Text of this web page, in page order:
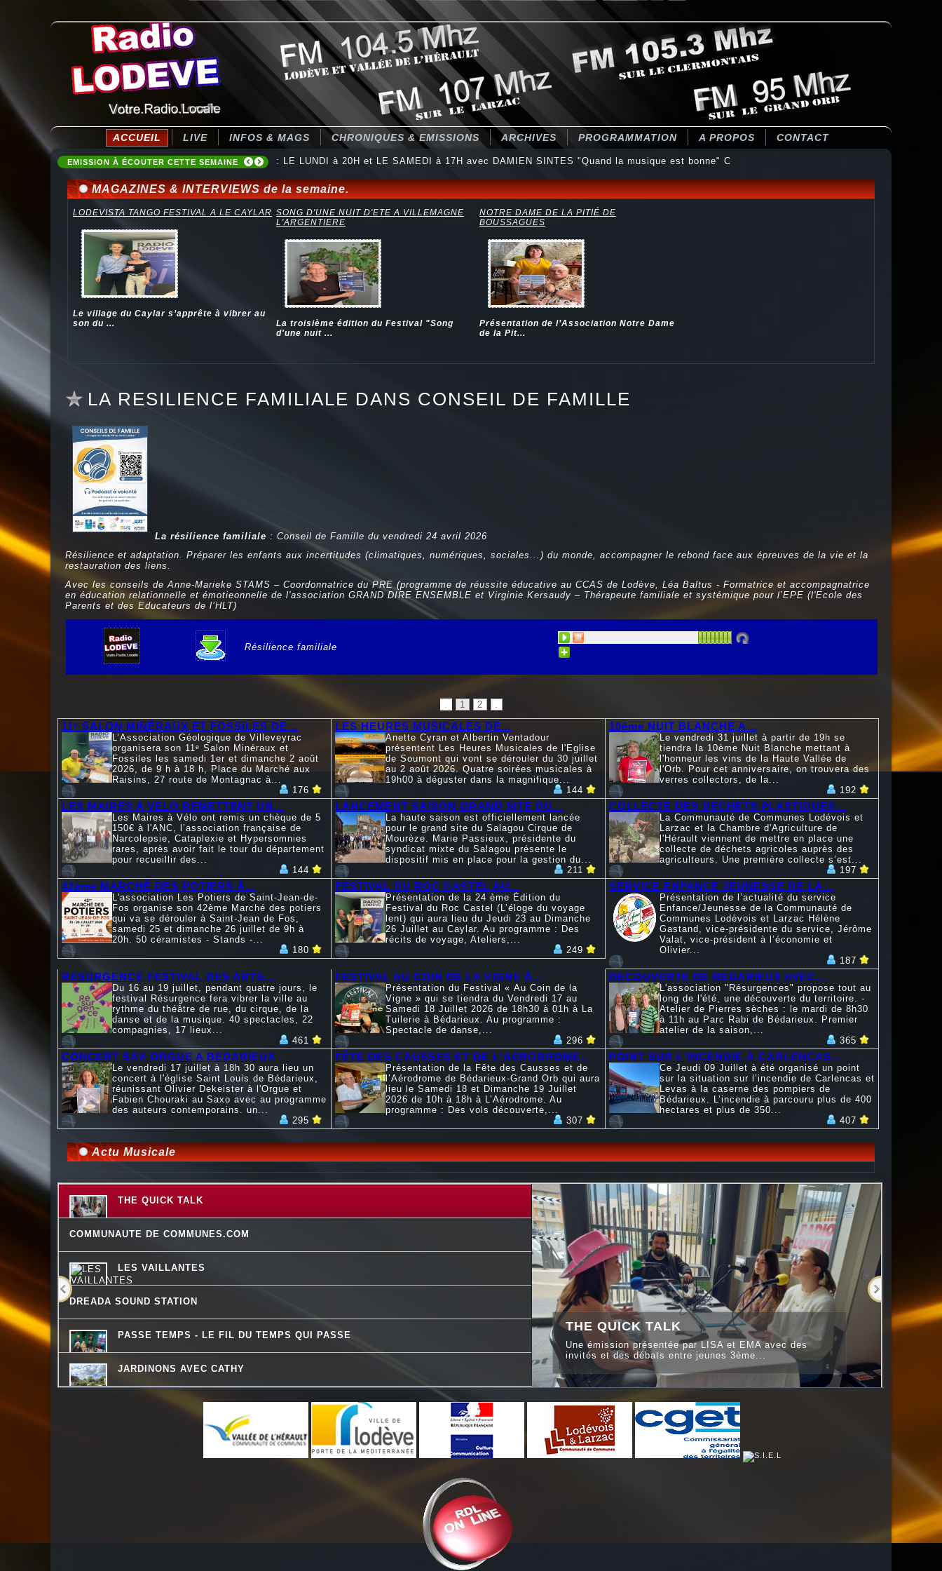
ACCUEIL LIVE INFOS & MAGS CHRONIQUES & EMISSIONS ARCHIVES PROGRAMMATION A PROPOS CONTACT
EMISSION À ÉCOUTER CETTE SEMAINE : LE LUNDI à 20H et LE SAMEDI à 17H avec DAMIEN SINTES "Quand la musique est bonne" C
MAGAZINES & INTERVIEWS de la semaine.
LODEVISTA TANGO FESTIVAL A LE CAYLAR
Le village du Caylar s’apprête à vibrer au
son du ...
SONG D'UNE NUIT D'ETE A VILLEMAGNE
L'ARGENTIERE
La troisième édition du Festival "Song
d'une nuit ...
NOTRE DAME DE LA PITIÉ DE
BOUSSAGUES
Présentation de l’Association Notre Dame
de la Pit...
LA RESILIENCE FAMILIALE DANS CONSEIL DE FAMILLE
La résilience familiale : Conseil de Famille du vendredi 24 avril 2026
Résilience et adaptation. Préparer les enfants aux incertitudes (climatiques, numériques, sociales...) du monde, accompagner le rebond face aux épreuves de la vie et la
restauration des liens.
Avec les conseils de Anne-Marieke STAMS – Coordonnatrice du PRE (programme de réussite éducative au CCAS de Lodève, Léa Baltus - Formatrice et accompagnatrice
en éducation relationnelle et émotieonnelle de l'association GRAND DIRE ENSEMBLE et Virginie Kersaudy – Thérapeute familiale et systémique pour l’EPE (l'Ecole des
Parents et des Educateurs de l’HLT)
Résilience familiale
. 1 2 .
11ᵉ SALON MINÉRAUX ET FOSSILES DE...
L’Association Géologique de Villeveyrac
organisera son 11ᵉ Salon Minéraux et
Fossiles les samedi 1er et dimanche 2 août
2026, de 9 h à 18 h, Place du Marché aux
Raisins, 27 route de Montagnac à...
176
LES HEURES MUSICALES DE...
Anette Cyran et Albertin Ventadour
présentent Les Heures Musicales de l'Eglise
de Soumont qui vont se dérouler du 30 juillet
au 2 août 2026. Quatre soirées musicales à
19h00 à déguster dans la magnifique...
144
10ème NUIT BLANCHE A...
Le vendredi 31 juillet à partir de 19h se
tiendra la 10ème Nuit Blanche mettant à
l'honneur les vins de la Haute Vallée de
l'Orb. Pour cet anniversaire, on trouvera des
verres collectors, de la...
192
LES MAIRES A VELO REMETTENT UN...
Les Maires à Vélo ont remis un chèque de 5
150€ à l'ANC, l’association française de
Narcolepsie, Cataplexie et Hypersomnies
rares, après avoir fait le tour du département
pour recueillir des...
144
LANCEMENT SAISON GRAND SITE DU...
La haute saison est officiellement lancée
pour le grand site du Salagou Cirque de
Mourèze. Marie Passieux, présidente du
syndicat mixte du Salagou présente le
dispositif mis en place pour la gestion du...
211
COLLECTE DES DECHETS PLASTIQUES...
La Communauté de Communes Lodévois et
Larzac et la Chambre d'Agriculture de
l'Hérault viennent de mettre en place une
collecte de déchets agricoles auprès des
agriculteurs. Une première collecte s’est...
197
42ème MARCHÉ DES POTIERS À...
L'association Les Potiers de Saint-Jean-de-
Fos organise son 42ème Marché des potiers
qui va se dérouler à Saint-Jean de Fos,
samedi 25 et dimanche 26 juillet de 9h à
20h. 50 céramistes - Stands -...
180
FESTIVAL DU ROC CASTEL AU...
Présentation de la 24 ème Édition du
Festival du Roc Castel (L’éloge du voyage
lent) qui aura lieu du Jeudi 23 au Dimanche
26 Juillet au Caylar. Au programme : Des
récits de voyage, Ateliers,...
249
SERVICE ENFANCE JEUNESSE DE LA...
Présentation de l’actualité du service
Enfance/Jeunesse de la Communauté de
Communes Lodévois et Larzac Hélène
Gastand, vice-présidente du service, Jérôme
Valat, vice-président à l’économie et
Olivier...
187
RESURGENCE FESTIVAL DES ARTS...
Du 16 au 19 juillet, pendant quatre jours, le
festival Résurgence fera vibrer la ville au
rythme du théâtre de rue, du cirque, de la
danse et de la musique. 40 spectacles, 22
compagnies, 17 lieux...
461
FESTIVAL AU COIN DE LA VIGNE À...
Présentation du Festival « Au Coin de la
Vigne » qui se tiendra du Vendredi 17 au
Samedi 18 Juillet 2026 de 18h30 à 01h à La
Tuilerie à Bédarieux. Au programme :
Spectacle de danse,...
296
DECOUVERTE DE BEDARIEUX AVEC...
L'association "Résurgences" propose tout au
long de l'été, une découverte du territoire. -
Atelier de Pierres sèches : le mardi de 8h30
à 11h au Parc Rabi de Bédarieux. Premier
atelier de la saison,...
365
CONCERT SAX ORGUE A BEDARIEUX
Le vendredi 17 juillet à 18h 30 aura lieu un
concert à l'église Saint Louis de Bédarieux,
réunissant Olivier Dekeister à l'Orgue et
Fabien Chouraki au Saxo avec au programme
des auteurs contemporains. un...
295
FÊTE DES CAUSSES ET DE L'AÉRODROME...
Présentation de la Fête des Causses et de
l’Aérodrome de Bédarieux-Grand Orb qui aura
lieu le Samedi 18 et Dimanche 19 Juillet
2026 de 10h à 18h à L’Aérodrome. Au
programme : Des vols découverte,...
307
POINT SUR L'INCENDIE À CARLENCAS...
Ce Jeudi 09 Juillet à été organisé un point
sur la situation sur l’incendie de Carlencas et
Levas à la caserne des pompiers de
Bédarieux. L’incendie à parcouru plus de 400
hectares et plus de 350...
407
Actu Musicale
THE QUICK TALK
Une émission présentée par LISA et EMA avec des
invités et des débats entre jeunes 3ème...
THE QUICK TALK
COMMUNAUTE DE COMMUNES.COM
LES VAILLANTES
DREADA SOUND STATION
PASSE TEMPS - LE FIL DU TEMPS QUI PASSE
JARDINONS AVEC CATHY
DESTINATION TENDRESSE